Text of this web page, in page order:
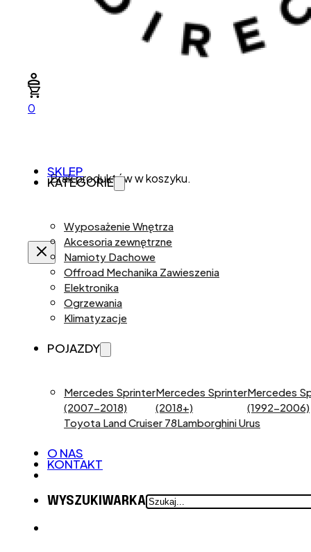
0
Brak produktów w koszyku.
SKLEP
KATEGORIE
Wyposażenie Wnętrza
Akcesoria zewnętrzne
Namioty Dachowe
Offroad Mechanika Zawieszenia
Elektronika
Ogrzewania
Klimatyzacje
POJAZDY
Mercedes Sprinter
(2007-2018)
Mercedes Sprinter
(2018+)
Mercedes
(1992-2006)
Toyota Land Cruiser 78Lamborghini Urus
O NAS
KONTAKT
WYSZUKIWARKASZUKAJ